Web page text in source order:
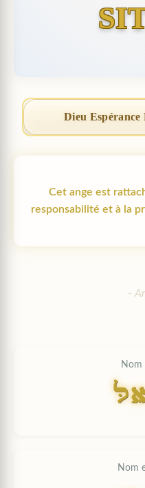
Dieu Espérance
Cet ange est
responsabilité et à la
Nom
Nom